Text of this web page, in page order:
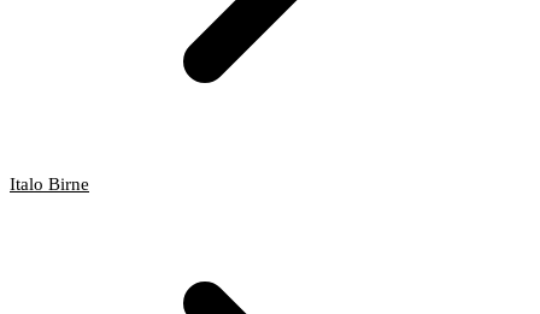
Italo Birne